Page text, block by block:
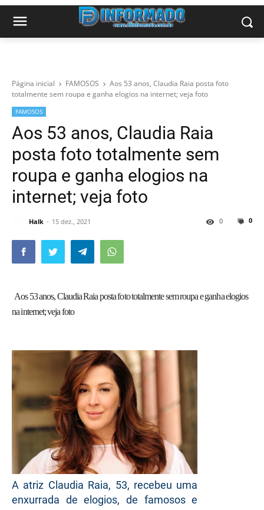
Página inicial FAMOSOS
Aos 53 anos, Claudia Raia posta foto
totalmente sem roupa e ganha elogios na internet; veja foto
FAMOSOS
Aos 53 anos, Claudia Raia
posta foto totalmente sem
roupa e ganha elogios na
internet; veja foto
Halk 15 dez., 2021 0
0
Aos 53 anos, Claudia Raia posta foto totalmente sem roupa e ganha elogios
na internet; veja foto
A atriz Claudia Raia, 53, recebeu uma
enxurrada de elogios, de famosos e